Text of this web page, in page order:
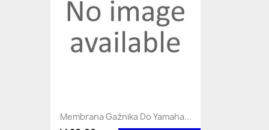
Membrana Gaźnika Do Yamaha...